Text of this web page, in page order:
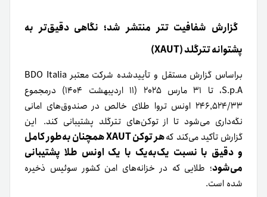
گزارش شفافیت تتر منتشر شد؛ نگاهی دقیق‌تر به
پشتوانه تترگلد (XAUT)
براساس گزارش مستقل و تأییدشده‌ شرکت معتبر BDO Italia
S.p.A، تا ۳۱ مارس ۲۰۲۵ (۱۱ اردیبهشت ۱۴۰۴) درمجموع
۲۴۶٬۵۲۴/۳۳ اونس تروا طلای خالص در صندوق‌های امانی
نگه‌داری می‌شود تا از توکن‌های تترگلد پشتیبانی کند. این
گزارش تأکید می‌کند که
هر توکن XAUT همچنان به‌طور کامل
و دقیق با نسبت یک‌به‌یک با یک اونس طلا پشتیبانی
می‌شود؛ طلایی که در خزانه‌های امن کشور سوئیس ذخیره
شده است.